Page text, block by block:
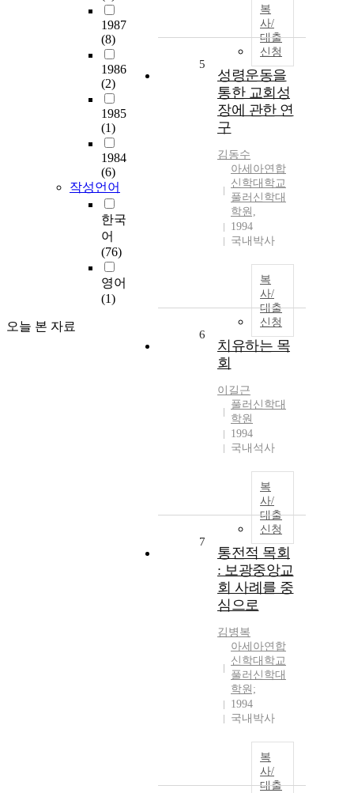
1987
(8)
1986
(2)
1985
(1)
1984
(6)
작성언어
한국
어
(76)
영어
(1)
오늘 본 자료
복
사/
대출
신청
5
성령운동을
통한 교회성
장에 관한 연
구
김동수
아세아연합
신학대학교
풀러신학대
학원,
1994
국내박사
복
사/
대출
신청
6
치유하는 목
회
이길근
풀러신학대
학원
1994
국내석사
복
사/
대출
신청
7
통전적 목회
: 보광중앙교
회 사례를 중
심으로
김병복
아세아연합
신학대학교
풀러신학대
학원;
1994
국내박사
복
사/
대출